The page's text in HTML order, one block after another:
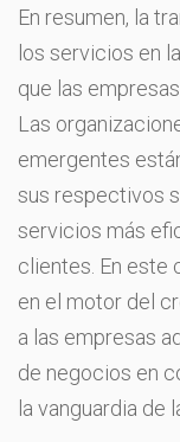
En resumen, la
los servicios en
que las
Las
emergentes
sus respectivos
servicios más
clientes. En este
en el motor del
a las empresas
de negocios en
la vanguardia de